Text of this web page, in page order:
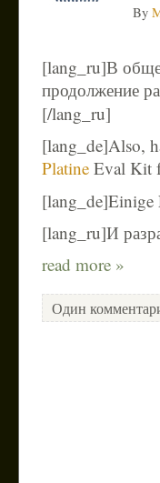
By
[lang_ru]В
продолжение
[/lang_ru]
[lang_de]Also,
Platine Eval Kit
[lang_de]Einige
[lang_ru]И
read more »
Один